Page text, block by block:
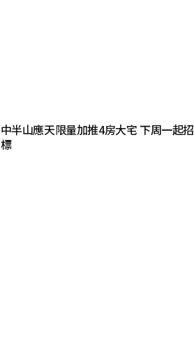
中半山應天限量加推4房大宅 下周一起招
標